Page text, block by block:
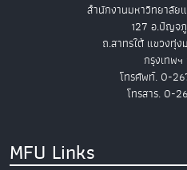
สำนักงานมหาวิทยาลัย
127 อ.ปัญจ
ถ.สาทรใต้ แขวงทุ่ง
กรุงเทพฯ
โทรศัพท์. 0-
โทรสาร. 0-
MFU Links